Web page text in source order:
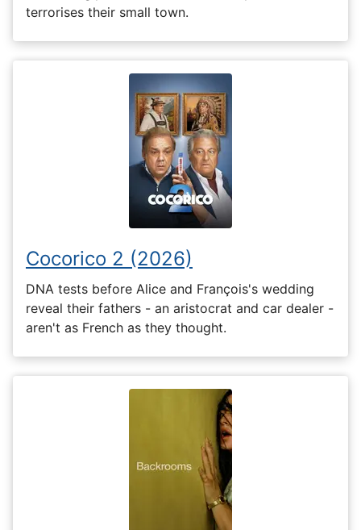
terrorises their small town.
Cocorico 2 (2026)
DNA tests before Alice and François's wedding
reveal their fathers - an aristocrat and car dealer -
aren't as French as they thought.